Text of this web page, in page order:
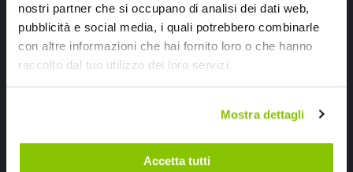
nostri partner che si occupano di analisi dei dati web,
pubblicità e social media, i quali potrebbero combinarle
con altre informazioni che hai fornito loro o che hanno
raccolto dal tuo utilizzo dei loro servizi.
Mostra dettagli
Accetta tutti
SpeedUp.it